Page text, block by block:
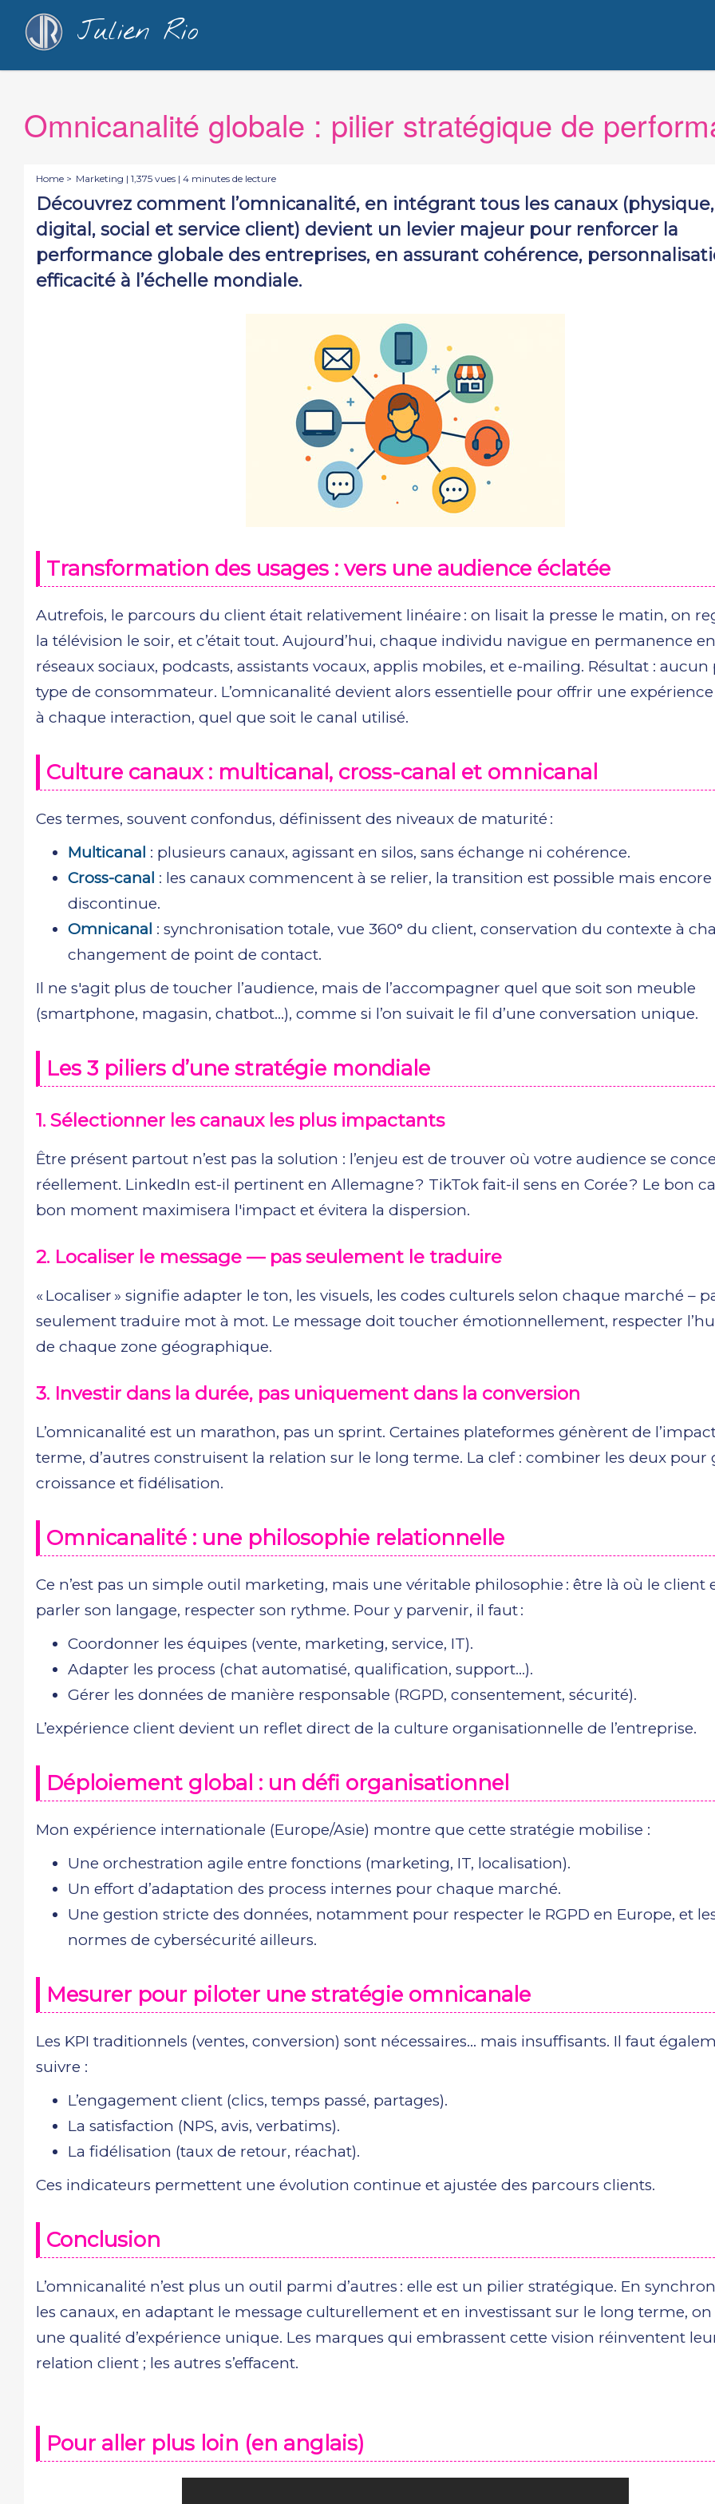
Julien Rio
Omnicanalité globale : pilier stratégique de
Home > Marketing | 1,375 vues | 4 minutes de lecture
Découvrez comment l’omnicanalité, en intégrant tous les canaux (physique,
digital, social et service client) devient un levier majeur pour renforcer la
performance globale des entreprises, en assurant cohérence,
efficacité à l’échelle mondiale.
Transformation des usages : vers une audience éclatée
Autrefois, le parcours du client était relativement linéaire : on lisait la presse le matin, on
la télévision le soir, et c’était tout. Aujourd’hui, chaque individu navigue en permanence
réseaux sociaux, podcasts, assistants vocaux, applis mobiles, et e-mailing. Résultat :
type de consommateur. L’omnicanalité devient alors essentielle pour offrir une
à chaque interaction, quel que soit le canal utilisé.
Culture canaux : multicanal, cross-canal et omnicanal
Ces termes, souvent confondus, définissent des niveaux de maturité :
Multicanal : plusieurs canaux, agissant en silos, sans échange ni cohérence.
Cross-canal : les canaux commencent à se relier, la transition est possible mais encore
discontinue.
Omnicanal : synchronisation totale, vue 360° du client, conservation du contexte à
changement de point de contact.
Il ne s'agit plus de toucher l’audience, mais de l’accompagner quel que soit son meuble
(smartphone, magasin, chatbot…), comme si l’on suivait le fil d’une conversation unique.
Les 3 piliers d’une stratégie mondiale
1. Sélectionner les canaux les plus impactants
Être présent partout n’est pas la solution : l’enjeu est de trouver où votre audience se
réellement. LinkedIn est-il pertinent en Allemagne ? TikTok fait-il sens en Corée ? Le bon
bon moment maximisera l'impact et évitera la dispersion.
2. Localiser le message — pas seulement le traduire
« Localiser » signifie adapter le ton, les visuels, les codes culturels selon chaque marché –
seulement traduire mot à mot. Le message doit toucher émotionnellement, respecter
de chaque zone géographique.
3. Investir dans la durée, pas uniquement dans la conversion
L’omnicanalité est un marathon, pas un sprint. Certaines plateformes génèrent de
terme, d’autres construisent la relation sur le long terme. La clef : combiner les deux pour
croissance et fidélisation.
Omnicanalité : une philosophie relationnelle
Ce n’est pas un simple outil marketing, mais une véritable philosophie : être là où le client
parler son langage, respecter son rythme. Pour y parvenir, il faut :
Coordonner les équipes (vente, marketing, service, IT).
Adapter les process (chat automatisé, qualification, support…).
Gérer les données de manière responsable (RGPD, consentement, sécurité).
L’expérience client devient un reflet direct de la culture organisationnelle de l’entreprise.
Déploiement global : un défi organisationnel
Mon expérience internationale (Europe/Asie) montre que cette stratégie mobilise :
Une orchestration agile entre fonctions (marketing, IT, localisation).
Un effort d’adaptation des process internes pour chaque marché.
Une gestion stricte des données, notamment pour respecter le RGPD en Europe, et
normes de cybersécurité ailleurs.
Mesurer pour piloter une stratégie omnicanale
Les KPI traditionnels (ventes, conversion) sont nécessaires... mais insuffisants. Il faut
suivre :
L’engagement client (clics, temps passé, partages).
La satisfaction (NPS, avis, verbatims).
La fidélisation (taux de retour, réachat).
Ces indicateurs permettent une évolution continue et ajustée des parcours clients.
Conclusion
L’omnicanalité n’est plus un outil parmi d’autres : elle est un pilier stratégique. En
les canaux, en adaptant le message culturellement et en investissant sur le long terme, on
une qualité d’expérience unique. Les marques qui embrassent cette vision réinventent
relation client ; les autres s’effacent.
Pour aller plus loin (en anglais)